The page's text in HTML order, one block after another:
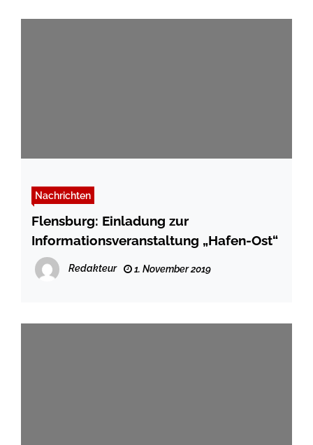
Nachrichten
Flensburg: Einladung zur
Informationsveranstaltung „Hafen-Ost“
Redakteur 1. November 2019